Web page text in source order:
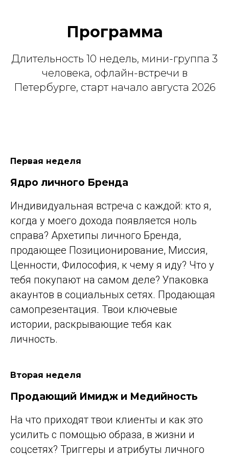
Программа
Длительность 10 недель, мини-группа 3
человека, офлайн-встречи в
Петербурге, старт начало августа 2026
Первая неделя
Ядро личного Бренда
Индивидуальная встреча с каждой: кто я,
когда у моего дохода появляется ноль
справа? Архетипы личного Бренда,
продающее Позиционирование, Миссия,
Ценности, Философия, к чему я иду? Что у
тебя покупают на самом деле? Упаковка
акаунтов в социальных сетях. Продающая
самопрезентация. Твои ключевые
истории, раскрывающие тебя как
личность.
Вторая неделя
Продающий Имидж и Медийность
На что приходят твои клиенты и как это
усилить с помощью образа, в жизни и
соцсетях? Триггеры и атрибуты личного